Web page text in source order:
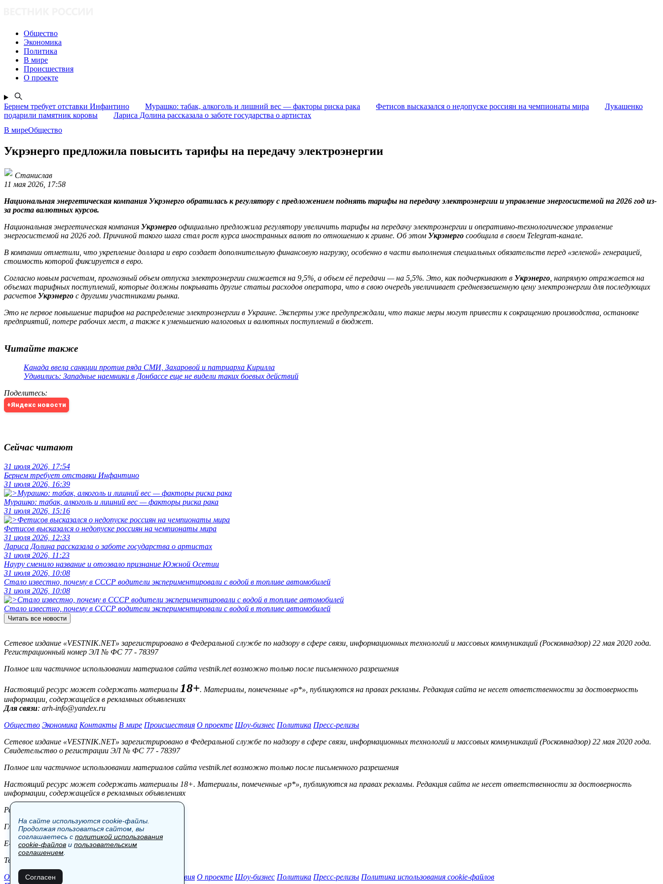
Общество
Экономика
Политика
В мире
Происшествия
О проекте
Бернем требует отставки Инфантино Мурашко: табак, алкоголь и лишний вес — факторы риска рака Фетисов высказался о недопуске россиян на чемпионаты мира
Лукашенко
подарили памятник коровы
Лариса Долина рассказала о заботе государства о артистах
В миреОбщество
Укрэнерго предложила повысить тарифы на передачу электроэнергии
Станислав
11 мая 2026, 17:58
Национальная энергетическая компания Укрэнерго обратилась к регулятору с предложением поднять тарифы на передачу электроэнергии и управление энергосистемой на 2026 год из-
за роста валютных курсов.
Национальная энергетическая компания Укрэнерго официально предложила регулятору увеличить тарифы на передачу электроэнергии и оперативно-технологическое управление
энергосистемой на 2026 год. Причиной такого шага стал рост курса иностранных валют по отношению к гривне. Об этом Укрэнерго сообщила в своем Telegram-канале.
В компании отметили, что укрепление доллара и евро создает дополнительную финансовую нагрузку, особенно в части выполнения специальных обязательств перед «зеленой» генерацией,
стоимость которой фиксируется в евро.
Согласно новым расчетам, прогнозный объем отпуска электроэнергии снижается на 9,5%, а объем её передачи — на 5,5%. Это, как подчеркивают в Укрэнерго , напрямую отражается на
объемах тарифных поступлений, которые должны покрывать другие статьи расходов оператора, что в свою очередь увеличивает средневзвешенную цену электроэнергии для последующих
расчетов Укрэнерго с другими участниками рынка.
Это не первое повышение тарифов на распределение электроэнергии в Украине. Эксперты уже предупреждали, что такие меры могут привести к сокращению производства, остановке
предприятий, потере рабочих мест, а также к уменьшению налоговых и валютных поступлений в бюджет.
Читайте также
Канада ввела санкции против ряда СМИ, Захаровой и патриарха Кирилла
Удивились: Западные наемники в Донбассе еще не видели таких боевых действий
Поделитесь:
+Яндекс новости
Сейчас читают
31 июля 2026, 17:54
Бернем требует отставки Инфантино
31 июля 2026, 16:39
Мурашко: табак, алкоголь и лишний вес — факторы риска рака
31 июля 2026, 15:16
Фетисов высказался о недопуске россиян на чемпионаты мира
31 июля 2026, 12:33
Лариса Долина рассказала о заботе государства о артистах
31 июля 2026, 11:23
Науру сменило название и отозвало признание Южной Осетии
31 июля 2026, 10:08
Стало известно, почему в СССР водители экспериментировали с водой в топливе автомобилей
31 июля 2026, 10:08
Стало известно, почему в СССР водители экспериментировали с водой в топливе автомобилей
Читать все новости
Сетевое издание «VESTNIK.NET» зарегистрировано в Федеральной службе по надзору в сфере связи, информационных технологий и массовых коммуникаций (Роскомнадзор) 22 мая 2020 года.
Регистрационный номер ЭЛ № ФС 77 - 78397
Полное или частичное использовании материалов сайта vestnik.net возможно только после письменного разрешения
Настоящий ресурс может содержать материалы 18+. Материалы, помеченные «р*», публикуются на правах рекламы. Редакция сайта не несет ответственности за достоверность
информации, содержащейся в рекламных объявлениях
Для связи: arh-info@yandex.ru
Общество Экономика Контакты В мире Происшествия О проекте Шоу-бизнес Политика Пресс-релизы
Сетевое издание «VESTNIK.NET» зарегистрировано в Федеральной службе по надзору в сфере связи, информационных технологий и массовых коммуникаций (Роскомнадзор) 22 мая 2020 года.
Свидетельство о регистрации ЭЛ № ФС 77 - 78397
Полное или частичное использовании материалов сайта vestnik.net возможно только после письменного разрешения
Настоящий ресурс может содержать материалы 18+. Материалы, помеченные «р*», публикуются на правах рекламы. Редакция сайта не несет ответственности за достоверность
информации, содержащейся в рекламных объявлениях
Редакция:
Главный редактор: Боровов М.С.
E-mail: site@vestnik.net, reb.msk@yandex.ru
Тел.: +7 (921) 720-00-97
Общество Экономика Происшествия О проекте Шоу-бизнес Политика Пресс-релизы Политика использования cookie-файлов
На сайте используются cookie-файлы.
Продолжая пользоваться сайтом, вы
соглашаетесь с политикой использования
cookie-файлов и пользовательским
соглашением
Согласен